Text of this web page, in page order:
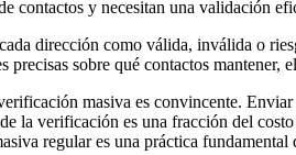
contactos y necesitan una validación
dirección como válida, inválida o
precisas sobre qué contactos mantener,
masiva es convincente.
la verificación es una fracción del
regular es una práctica fundamental